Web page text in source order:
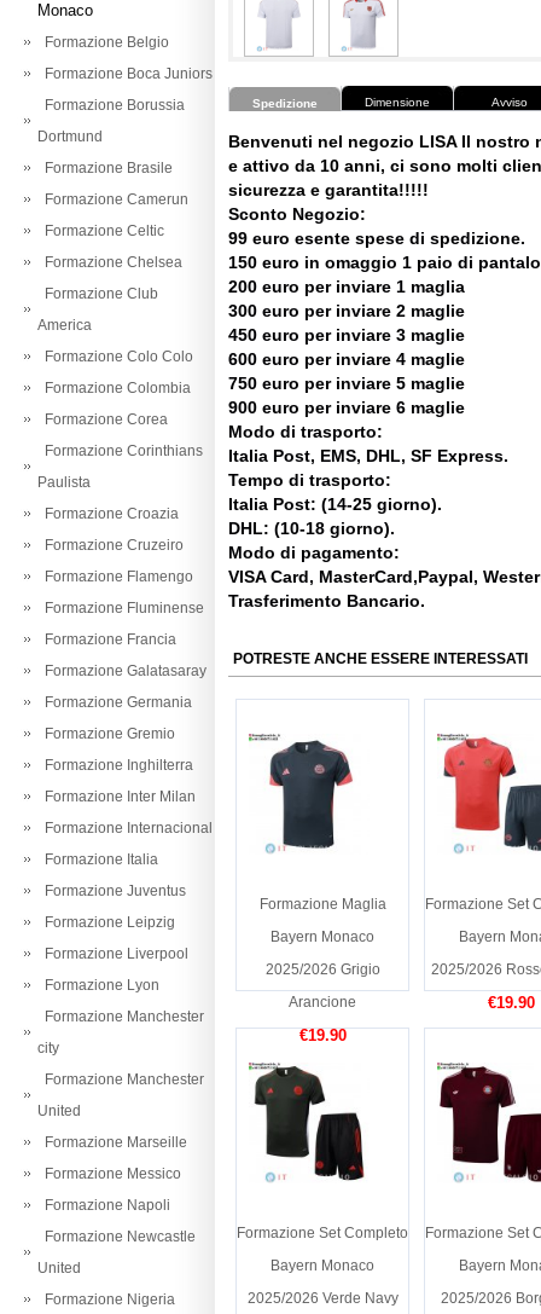
Monaco
Formazione Belgio
Formazione Boca Juniors
Formazione Borussia
Dortmund
Formazione Brasile
Formazione Camerun
Formazione Celtic
Formazione Chelsea
Formazione Club
America
Formazione Colo Colo
Formazione Colombia
Formazione Corea
Formazione Corinthians
Paulista
Formazione Croazia
Formazione Cruzeiro
Formazione Flamengo
Formazione Fluminense
Formazione Francia
Formazione Galatasaray
Formazione Germania
Formazione Gremio
Formazione Inghilterra
Formazione Inter Milan
Formazione Internacional
Formazione Italia
Formazione Juventus
Formazione Leipzig
Formazione Liverpool
Formazione Lyon
Formazione Manchester
city
Formazione Manchester
United
Formazione Marseille
Formazione Messico
Formazione Napoli
Formazione Newcastle
United
Formazione Nigeria
Spedizione Dimensione Avviso
Benvenuti nel negozio LISA Il nostro
e attivo da 10 anni, ci sono molti
sicurezza e garantita!!!!!
Sconto Negozio:
99 euro esente spese di spedizione.
150 euro in omaggio 1 paio di
200 euro per inviare 1 maglia
300 euro per inviare 2 maglie
450 euro per inviare 3 maglie
600 euro per inviare 4 maglie
750 euro per inviare 5 maglie
900 euro per inviare 6 maglie
Modo di trasporto:
Italia Post, EMS, DHL, SF Express.
Tempo di trasporto:
Italia Post: (14-25 giorno).
DHL: (10-18 giorno).
Modo di pagamento:
VISA Card, MasterCard,Paypal,
Trasferimento Bancario.
POTRESTE ANCHE ESSERE INTERESSATI
Formazione Maglia
Bayern Monaco
2025/2026 Grigio
Arancione
€19.90
Formazione Set
Bayern
2025/2026
€19.90
Formazione Set Completo
Bayern Monaco
2025/2026 Verde Navy
Formazione Set
Bayern
2025/2026